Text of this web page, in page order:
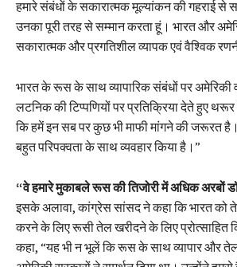
हमारे संबंधों के सकारात्मक मूल्यांकन की गहराई से
उनका पूरी तरह से सम्मान करता हूं। भारत और
सकारात्मक और प्रगतिशील व्यापक एवं वैश्विक
भारत के रूस के साथ व्यापारिक संबंधों पर अमेरिकी
लटनिक की टिप्पणियों पर प्रतिक्रिया देते हुए
कि हमें इन सब पर कुछ भी माफी मांगने की जरूरत
बहुत परिपक्वता के साथ व्यवहार किया है।”
“वे हमारे मुकाबले रूस की तिजोरी में अधिक अरबों
इसके अलावा, कांग्रेस सांसद ने कहा कि भारत को
करने के लिए रूसी तेल खरीदने के लिए प्रोत्साहित
कहा, “यह भी न भूलें कि रूस के साथ व्यापार और